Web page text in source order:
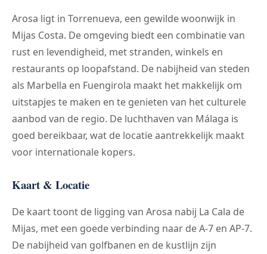
Arosa ligt in Torrenueva, een gewilde woonwijk in
Mijas Costa. De omgeving biedt een combinatie van
rust en levendigheid, met stranden, winkels en
restaurants op loopafstand. De nabijheid van steden
als Marbella en Fuengirola maakt het makkelijk om
uitstapjes te maken en te genieten van het culturele
aanbod van de regio. De luchthaven van Málaga is
goed bereikbaar, wat de locatie aantrekkelijk maakt
voor internationale kopers.
Kaart & Locatie
De kaart toont de ligging van Arosa nabij La Cala de
Mijas, met een goede verbinding naar de A-7 en AP-7.
De nabijheid van golfbanen en de kustlijn zijn